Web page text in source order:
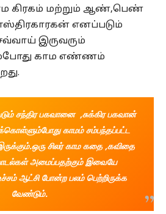
கிரகம் மற்றும் ஆண்,பெண்
எனப்படும்
இருவரும்
காம எண்ணம்
சந்திர பகவானை ,சுக்கிர பகவான்
காமம் சம்பந்தப்பட்ட
சிலர் காம கதை ,கவிதை
பாடல்கள் அமைப்பதற்கும் இவையே
ஆட்சி போன்ற பலம் பெற்றிருக்க
வேண்டும்.